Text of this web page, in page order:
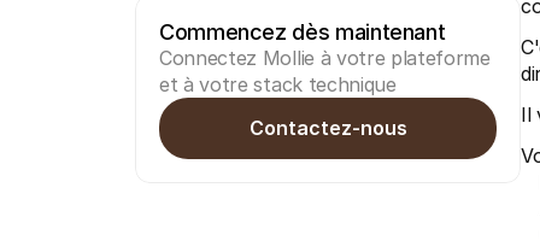
Commencez dès maintenant
Connectez Mollie à votre plateforme
et à votre stack technique
Contactez-nous
Il